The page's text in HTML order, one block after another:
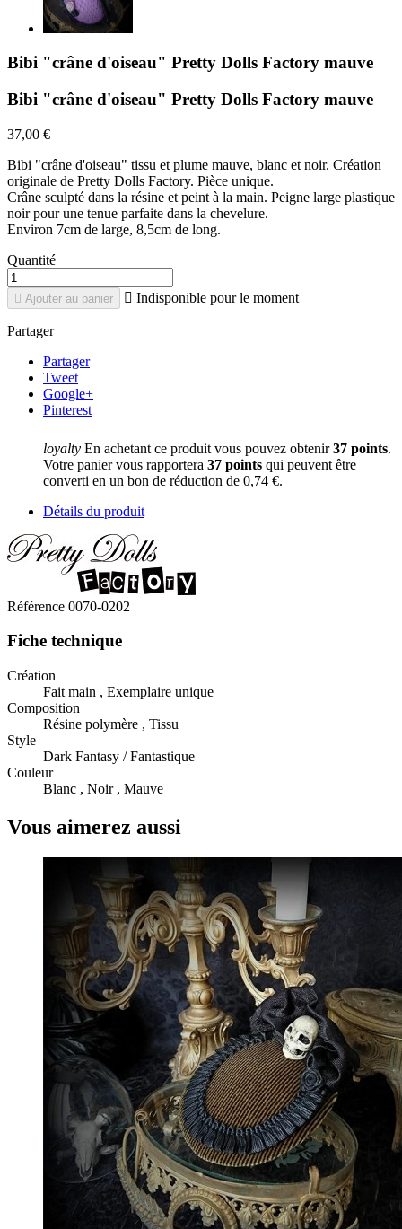
Bibi "crâne d'oiseau" Pretty Dolls Factory mauve
Bibi "crâne d'oiseau" Pretty Dolls Factory mauve
37,00 €
Bibi "crâne d'oiseau" tissu et plume mauve, blanc et noir. Création
originale de Pretty Dolls Factory. Pièce unique.
Crâne sculpté dans la résine et peint à la main. Peigne large plastique
noir pour une tenue parfaite dans la chevelure.
Environ 7cm de large, 8,5cm de long.
Quantité
 Ajouter au panier  Indisponible pour le moment
Partager
Partager
Tweet
Google+
Pinterest
loyalty En achetant ce produit vous pouvez obtenir37 points.
Votre panier vous rapportera 37 points qui peuvent être
converti en un bon de réduction de 0,74 €.
Détails du produit
Référence 0070-0202
Fiche technique
Création
Fait main , Exemplaire unique
Composition
Résine polymère , Tissu
Style
Dark Fantasy / Fantastique
Couleur
Blanc , Noir , Mauve
Vous aimerez aussi